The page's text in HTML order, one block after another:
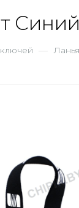
Синий
—